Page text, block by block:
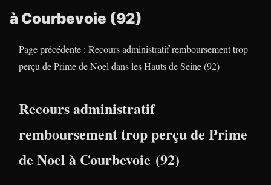
à Courbevoie (92)
Page précédente : Recours administratif remboursement trop
perçu de Prime de Noel dans les Hauts de Seine (92)
Recours administratif
remboursement trop perçu de Prime
de Noel à Courbevoie (92)